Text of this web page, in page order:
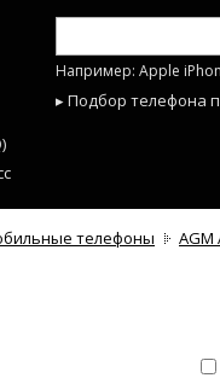
Например: Apple
▸ Подбор телефона
телефоны AGM